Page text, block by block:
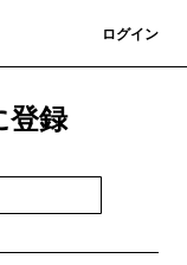
ログイン
登録